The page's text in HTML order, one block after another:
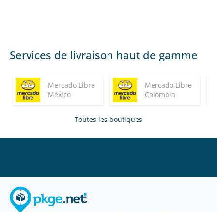
Services de livraison haut de gamme
Mercado Libre
México
Mercado Libre
Colombia
Toutes les boutiques